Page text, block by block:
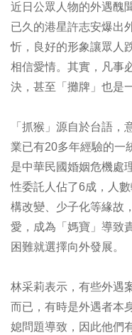
近日公眾人物的外遇醜
已久的港星許志安爆出
忻，良好的形象讓眾人
相信愛情。其實，凡事
決，甚至「攤牌」也是
「抓猴」源自於台語
業已有20多年經驗的一
是中華民國婚姻危機處
性委託人佔了6成，人
構改變、少子化等緣故
愛，成為「媽寶」導致
困難就選擇向外發展。
林采莉表示，有些外遇
而已，有時是外遇者本
媳問題導致，因此他們